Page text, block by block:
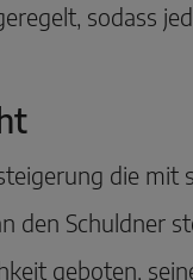
sodass
die mit
den Schuldner
geboten,